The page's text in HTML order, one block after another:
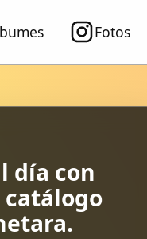
Fotos
día con